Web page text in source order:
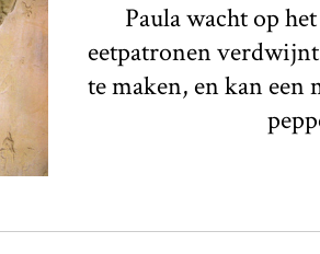
Paula wacht op
eetpatronen
te maken, en kan een